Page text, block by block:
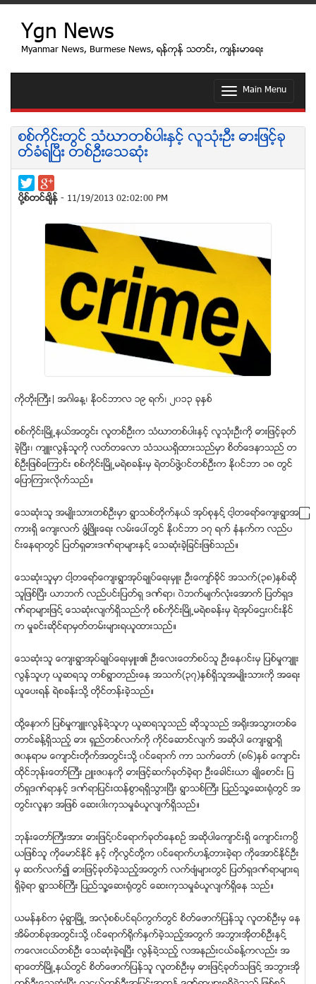
Ygn News
Myanmar News, Burmese News, ရန္ကုန္ သတင္း, က်န္းမာေရး
T
g
l
n
i
Main Menu
စစ္ကုိင္းတြင္ သံဃာတစ္ပါးႏွင့္ လူသုံးဦး ဓားျဖင့္ခု
တ္ခံရၿပီး တစ္ဦးေသဆုံး
ပုိ႔စ္တင္ခ်ိန္ - 11/19/2013 02:02:00 PM
ကိုတိုးႀကီး| အဂၤါေန႔၊ ႏုိဝင္ဘာလ ၁၉ ရက္၊ ၂၀၁၃ ခုႏွစ္
စစ္ကိုင္းၿမိဳ႕နယ္အတြင္း လူတစ္ဦးက သံဃာတစ္ပါးႏွင့္ လူသုံးဦးကို ဓားျဖင့္ခုတ္
ခဲ့ၿပီး၊ က်ဴးလြန္သူကုိ လတ္တေလာ သံသယရွိထားသည္မွာ စိတ္ေဒနာသည္ တ
စ္ဦးျဖစ္ေၾကာင္း စစ္ကုိင္းၿမိဳ႕မရဲစခန္းမွ ရဲတပ္ဖြဲ႔၀င္တစ္ဦးက ႏုိ၀င္ဘာ ၁၈ တြင္
ေျပာၾကားလုိက္သည္။
ေသဆုံးသူ အမ်ဳိးသားတစ္ဦးမွာ ရြာသစ္တိုက္နယ္ အုပ္စုႏွင္႔ ငါ့တေရာ္ေက်းရြာအၾ
ကားရွိ ေက်းလက္ ဖြံ႔ၿဖိဳးေရး လမ္းေပၚတြင္ ႏုိ၀င္ဘာ ၁၇ ရက္ နံနက္က လည္ပ
င္းေနရာတြင္ ျပတ္ရွဓားဒဏ္ရာမ်ားႏွင္႔ ေသဆံုးခဲ့ျခင္းျဖစ္သည္။
ေသဆံုးသူမွာ ငါ႔တေရာ္ေက်းရြာအုပ္ခ်ဳပ္ေရးမွဴး ဦးေက်ာ္ခိုင္ အသက္(၃၈)ႏွစ္ဆို
သူျဖစ္ၿပီး ယာဘက္ လည္ပင္းျပတ္ရွ ဒဏ္ရာ၊ ၀ဲဘက္မ်က္လံုးေအာက္ ျပတ္ရွဒ
ဏ္ရာမ်ားျဖင္႔ ေသဆံုးလ်က္ရွိသည္ကုိ စစ္ကိုင္းၿမိဳ႕မရဲစခန္းမွ ရဲအုပ္ေဌး၀င္းႏိုင္
က မႈခင္းဆိုင္ရာမွတ္တမ္းမ်ားရယူထားသည္။
ေသဆံုးသူ ေက်းရြာအုပ္ခ်ဳပ္ေရးမွဴး၏ ဦးေလးေတာ္စပ္သူ ဦးေန၀င္းမွ ျပစ္မႈက်ဴး
လြန္သူဟု ယူဆရသူ တစ္ရြာတည္းေန အသက္(၃၇)ႏွစ္ရွိသူအမ်ဳိးသားကို အေရး
ယူေပးရန္ ရဲစခန္းသို႔ တိုင္တန္းခဲ့သည္။
ထုိ႔ေနာက္ ျပစ္မႈက်ဴးလြန္ခဲ႔သူဟု ယူဆရသူသည္ ဆိုသူသည္ အ႐ိုးအသြားတစ္ေ
တာင္ခန္႔ရွိသည့္ ဓား ရွည္တစ္လက္ကို ကိုင္ေဆာင္လ်က္ အဆိုပါ ေက်းရြာရွိ
ဇ၀နရာမ ေက်ာင္းတိုက္အတြင္းသို႔ ၀င္ေရာက္ ကာ သက္ေတာ္ (၈၆)ႏွစ္ ေက်ာင္း
ထိုင္ဘုန္းေတာ္ႀကီး ဥဴးဇ၀နကုိ ဓားျဖင့္ဆက္ခုတ္ခဲ့ရာ ဦးေခါင္းယာ ခ်ဳိေစာင္း ျပ
တ္ရွဒဏ္ရာႏွင့္ ဒဏ္ရာျပင္းထန္စြာရရွိသြားၿပီး ရြာသစ္ႀကီး ျပည္သူ႔ေဆး႐ံုတြင္ အ
တြင္းလူနာ အျဖစ္ ေဆး၀ါးကုသမႈခံယူလ်က္ရွိသည္။
ဘုန္းေတာ္ႀကီးအား ဓားျဖင္႔၀င္ေရာက္ခုတ္ေနစဥ္ အဆိုပါေက်ာင္းရွိ ေက်ာင္းကပ္ၸိ
ယျဖစ္သူ ကိုေမာင္ႏုိင္ ႏွင့္ ကိုလြင္တို႔က ၀င္ေရာက္ဟန္႔တားခဲ့ရာ ကိုေအာင္ႏိုင္ဦး
မွ ဆက္လက္၍ ဓားျဖင့္ခုတ္ခဲ့သည့္အတြက္ လက္ဖ်ံမ်ားတြင္ ျပတ္ရွဒဏ္ရာမ်ားရ
ရွိခဲ့ရာ ရြာသစ္ႀကီး ျပည္သူ႔ေဆး႐ံုတြင္ ေဆးကုသမႈခံယူလ်က္ရွိေန သည္။
ယမန္ႏွစ္က မံုရြာၿမိဳ႕ အလံုစစ္ပင္ရပ္ကြက္တြင္ စိတ္ေဖာက္ျပန္သူ လူတစ္ဦးမွ ေန
အိမ္တစ္ခုအတြင္းသို႔ ၀င္ေရာက္႐ိုက္ႏွက္ခဲ့သည့္အတြက္ အဘြားအိုတစ္ဦးႏွင္႔
ကေလးငယ္တစ္ဦး ေသဆံုးခဲ့ရၿပီး လြန္ခဲ႔သည့္ လအနည္းငယ္ခန္႔ကလည္း အ
ရာေတာ္ၿမိဳ႕နယ္တြင္ စိတ္ေဖာက္ျပန္သူ လူတစ္ဦးမွ ဓားျဖင္႔ခုတ္သျဖင္႔ အဘြားအို